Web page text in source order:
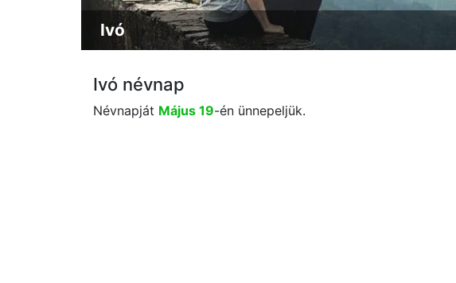
Ivó
Ivó névnap
Névnapját Május 19-én ünnepeljük.